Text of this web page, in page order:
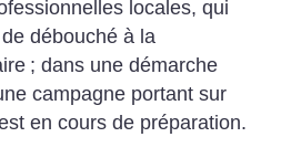
locales, qui
débouché à la
; dans une démarche
campagne portant sur
en cours de préparation.